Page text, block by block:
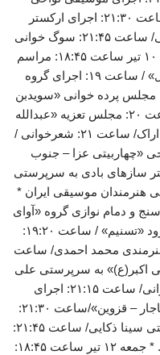
«اوخشانما – آذربایجان شرقی» / ساعت ۲۱:۳۰: اجرای ارکستر
سازهای بادی به سرپرستی سینا ذکایی/ ساعت ۲۱:۴۵: سوگ خوانی
هنرمندان موسیقی ایران. * چهارشنبه ۱۰ تیر ساعت ۱۸:۴۵: مراسم
سنج و دمام نوازی گروه «آوای ساحل» / ساعت ۱۹: اجرای گروه
«نسل فاطمی» / ساعت ۱۹:۲۰: مجلس پرده خوانی «سویدبن
عمرو» با هنرمندی مهدی دریایی / ساعت ۲۰: مجلس تعزیه «عبدالله
عفیف» به سرپرستی مهدی دریایی از اراک/ ساعت ۲۱: شعرخوانی /
نواحی «چهاربیتی عزا – جنوب
اجرای ارکستر سازهای بادی به سرپرستی
سوگ خوانی هنرمندان موسیقی ایران *
ساعت ۱۸:۴۵: مراسم سنج و دمام نوازی گروه «آوای
ساحل» / ساعت ۱۹: اجرای گروه سرود «تسنیم» / ساعت ۱۹:۲۰:
محمد احمدی/ ساعت
اکبر(ع)» به سرپرستی علی
صابر از کردان/ ساعت ۲۱: شعرخوانی/ ساعت ۲۱:۱۵: اجرای
موسیقی نواحی «پیشخوانی نواهای قاجار – قزوین»/ساعت ۲۱:۳۰:
اجرای ارکسترسازهای بادی به سرپرستی سینا ذکایی/ ساعت ۲۱:۴۵:
سوگ خوانی هنرمندان موسیقی ایران. * جمعه ۱۲ تیر ساعت ۱۸:۴۵: